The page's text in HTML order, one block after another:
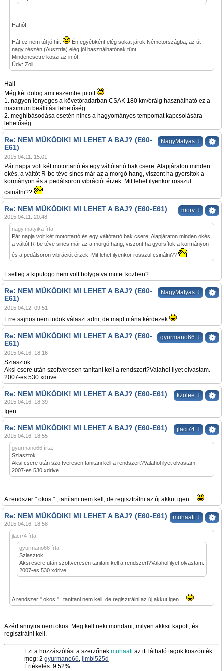
Hahó!
Hát ez nem túl jó hír.
Én egyébként elég sokat járok Németországba, az út
nagy részén (Ausztria) elég jól használhatónak tűnt.
Mindenesetre köszi az infót.
Üdv: Zoli
Hali
Még két dolog ami eszembe jutott
1. nagyon lényeges a követőradarban CSAK 180 km/óráig használható ez a
maximum beállítási lehetőség.
2. meghibásodása esetén nincs a hagyományos tempomat kapcsolására
lehetőség.
NagyMatyas ↓
Re: NEM MŰKÖDIK! MI LEHET A BAJ? (E60-
E61)
2015.04.11. 15:01
Pár napja volt két motortartó és egy váltótartó bak csere. Alapjáraton minden
okés, a váltót R-be téve sincs már az a morgó hang, viszont ha gyorsítok a
kormányon és a pedálsoron vibrációt érzek. Mit lehet ilyenkor rosszul
csinálni??
morv ↓
Re: NEM MŰKÖDIK! MI LEHET A BAJ? (E60-E61)
2015.04.11. 20:48
nagy.matyika írta:
Pár napja volt két motortartó és egy váltótartó bak csere. Alapjáraton minden okés,
a váltót R-be téve sincs már az a morgó hang, viszont ha gyorsítok a kormányon
és a pedálsoron vibrációt érzek. Mit lehet ilyenkor rosszul csinálni??
Esetleg a kipufogo nem volt bolygatva mutet kozben?
NagyMatyas ↓
Re: NEM MŰKÖDIK! MI LEHET A BAJ? (E60-
E61)
2015.04.12. 09:51
Erre sajnos nem tudok választ adni, de majd utána kérdezek
gyurmano66 ↓
Re: NEM MŰKÖDIK! MI LEHET A BAJ? (E60-
E61)
2015.04.16. 18:16
Sziasztok.
Aksi csere után szoftveresen tanitani kell a rendszert?Valahol ilyet olvastam.
2007-es 530 xdrive.
kzolee ↓
Re: NEM MŰKÖDIK! MI LEHET A BAJ? (E60-E61)
2015.04.16. 18:39
Igen.
jlaci74 ↓
Re: NEM MŰKÖDIK! MI LEHET A BAJ? (E60-E61)
2015.04.16. 18:55
gyurmano66 írta:
Sziasztok.
Aksi csere után szoftveresen tanitani kell a rendszert?Valahol ilyet olvastam.
2007-es 530 xdrive.
A rendszer " okos " , tanítani nem kell, de regisztrálni az új akkut igen ...
muhaati ↓
Re: NEM MŰKÖDIK! MI LEHET A BAJ? (E60-E61)
2015.04.16. 18:58
jlaci74 írta:
gyurmano66 írta:
Sziasztok.
Aksi csere után szoftveresen tanitani kell a rendszert?Valahol ilyet olvastam.
2007-es 530 xdrive.
A rendszer " okos " , tanítani nem kell, de regisztrálni az új akkut igen ...
Azért annyira nem okos. Meg kell neki mondani, milyen akksit kapott, és
regisztrálni kell.
Ezt a hozzászólást a szerzőnek muhaati az itt látható tagok köszönték
meg: 2 gyurmano66, jimbi525d
Értékelés: 9.52%